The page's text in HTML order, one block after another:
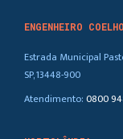
ENGENHEIRO COELHO
Estrada Municipal
SP, 13448-900
Atendimento:0800